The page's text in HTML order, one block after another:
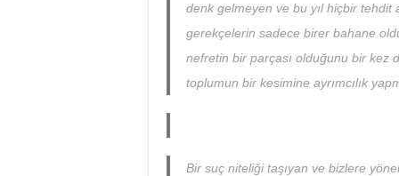
denk gelmeyen ve bu yıl hiçbir
gerekçelerin sadece birer bahane
nefretin bir parçası olduğunu bir kez
toplumun bir kesimine ayrımcılık
Bir suç niteliği taşıyan ve bizlere